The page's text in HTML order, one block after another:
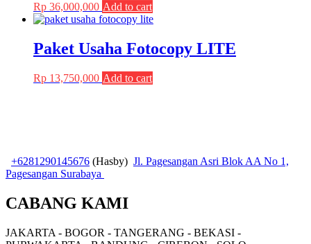
Rp 36,000,000 Add to cart
Paket Usaha Fotocopy LITE
Rp 13,750,000 Add to cart
+6281290145676 (Hasby) Jl. Pagesangan Asri Blok AA No 1,
Pagesangan Surabaya
CABANG KAMI
JAKARTA - BOGOR - TANGERANG - BEKASI -